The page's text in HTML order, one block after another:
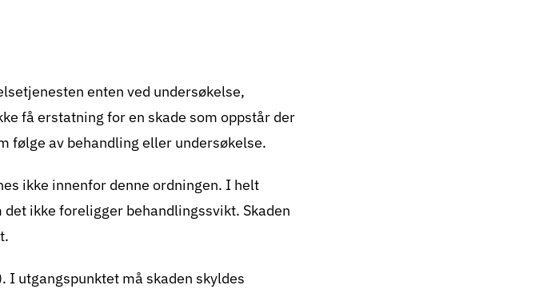
enten ved undersøkelse,
få erstatning for en skade som oppstår der
følge av behandling eller undersøkelse.
ikke innenfor denne ordningen. I helt
ikke foreligger behandlingssvikt. Skaden
. I utgangspunktet må skaden skyldes